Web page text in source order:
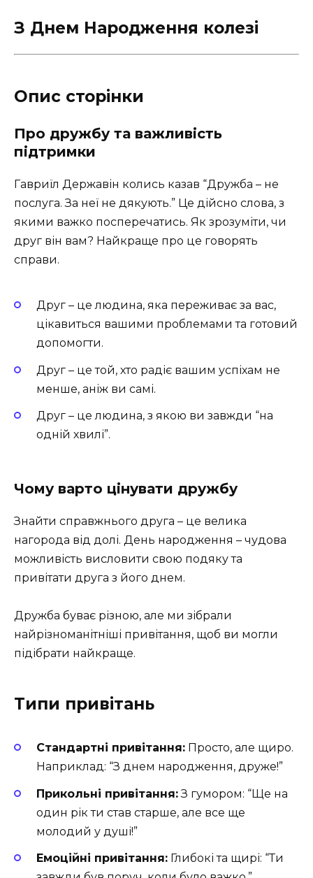
З Днем Народження колезі
Опис сторінки
Про дружбу та важливість
підтримки
Гавриїл Державін колись казав “Дружба – не
послуга. За неї не дякують.” Це дійсно слова, з
якими важко посперечатись. Як зрозуміти, чи
друг він вам? Найкраще про це говорять
справи.
Друг – це людина, яка переживає за вас,
цікавиться вашими проблемами та готовий
допомогти.
Друг – це той, хто радіє вашим успіхам не
менше, аніж ви самі.
Друг – це людина, з якою ви завжди “на
одній хвилі”.
Чому варто цінувати дружбу
Знайти справжнього друга – це велика
нагорода від долі. День народження – чудова
можливість висловити свою подяку та
привітати друга з його днем.
Дружба буває різною, але ми зібрали
найрізноманітніші привітання, щоб ви могли
підібрати найкраще.
Типи привітань
Стандартні привітання: Просто, але щиро.
Наприклад: “З днем народження, друже!”
Прикольні привітання:З гумором: “Ще на
один рік ти став старше, але все ще
молодий у душі!”
Емоційні привітання: Глибокі та щирі: “Ти